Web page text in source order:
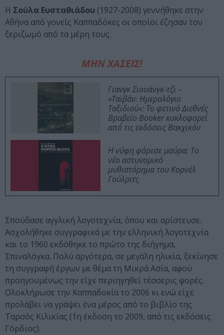
H Σούλα Eυσταθιάδου (1927-2008) γεννήθηκε στην
Αθήνα από γονείς Καππαδόκες οι οποίοι έζησαν τον
ξεριζωμό από τα μέρη τους.
ΜΗΝ ΧΑΣΕΙΣ!
Γιανγκ Σιουάνγκ-τζι –
«Ταϊβάν: Ημερολόγιο
Ταξιδιού»: Το φετινό Διεθνές
Βραβείο Booker κυκλοφορεί
από τις εκδόσεις Βακχικόν
Η νύφη φόρεσε μαύρα: Το
νέο αστυνομικό
μυθιστόρημα του Κορνέλ
Γούλριτς
Σπούδασε αγγλική λογοτεχνία, όπου και αρίστευσε.
Ασχολήθηκε συγγραφικά με την ελληνική λογοτεχνία
και το 1960 εκδόθηκε το πρώτο της διήγημα,
Σπιναλόγκα. Πολύ αργότερα, σε μεγάλη ηλικία, ξεκίνησε
τη συγγραφή έργων με θέμα τη Μικρά Ασία, αφού
προηγουμένως την είχε περιηγηθεί τέσσερις φορές.
Ολοκλήρωσε την Καππαδοκία το 2006 κι ενώ είχε
προλάβει να γράψει ένα μέρος από το βιβλίο της
Tαρσός Kιλικίας (1η έκδοση το 2009, από τις εκδόσεις
Γόρδιος).